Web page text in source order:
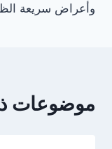
وأعراض سريعة
موضوعات